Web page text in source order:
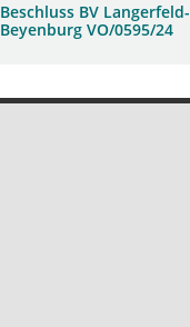
Beschluss BV Langerfeld-
Beyenburg VO/0595/24